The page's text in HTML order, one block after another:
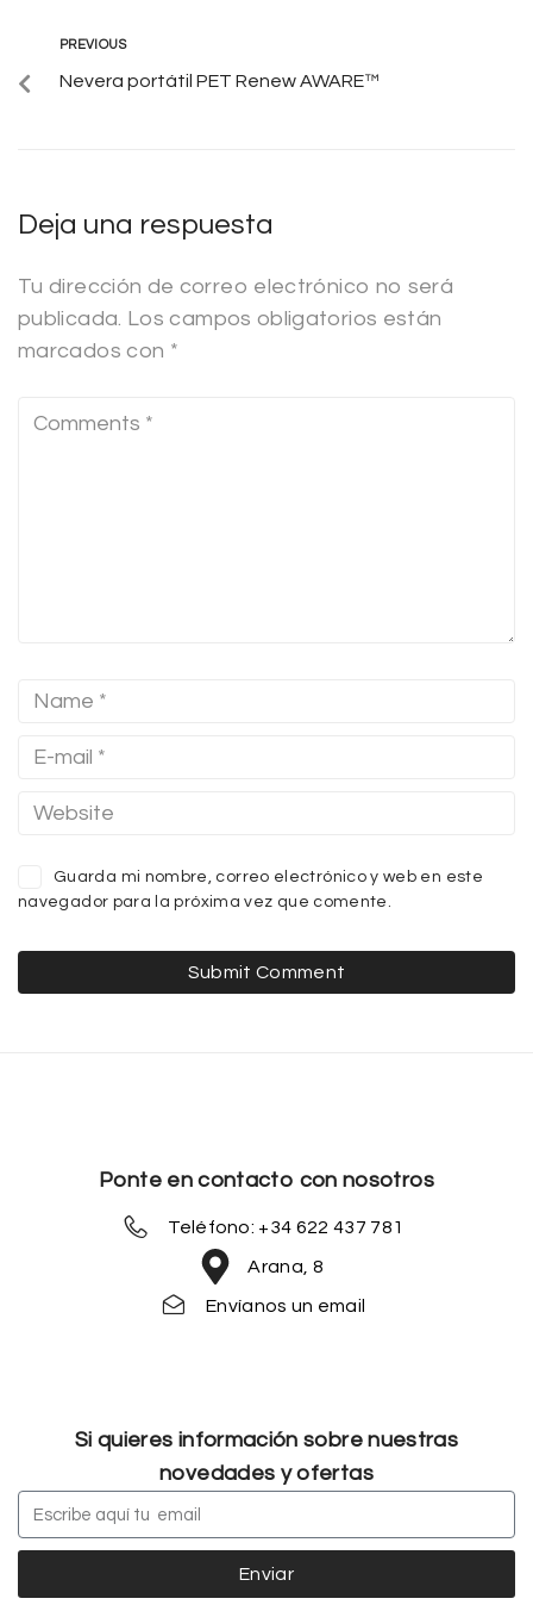
PREVIOUS
Nevera portátil PET Renew AWARE™
Deja una respuesta
Tu dirección de correo electrónico no será
publicada. Los campos obligatorios están
marcados con *
Guarda mi nombre, correo electrónico y web en este
navegador para la próxima vez que comente.
Ponte en contacto con nosotros
Teléfono: +34 622 437 781
Arana, 8
Envíanos un email
Si quieres información sobre nuestras
novedades y ofertas
Enviar